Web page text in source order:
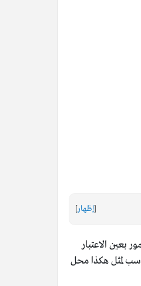
[إظهار]
بعين الاعتبار
لمثل هكذا محل